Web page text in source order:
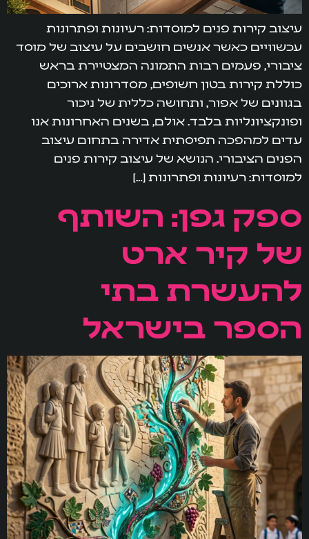
עיצוב קירות פנים למוסדות: רעיונות ופתרונות
עכשוויים כאשר אנשים חושבים על עיצוב של מוסד
ציבורי, פעמים רבות התמונה המצטיירת בראש
כוללת קירות בטון חשופים, מסדרונות ארוכים
בגוונים של אפור, ותחושה כללית של ניכור
ופונקציונליות בלבד. אולם, בשנים האחרונות אנו
עדים למהפכה תפיסתית אדירה בתחום עיצוב
הפנים הציבורי. הנושא של עיצוב קירות פנים
למוסדות: רעיונות ופתרונות […]
ספק גפן: השותף
של קיר ארט
להעשרת בתי
הספר בישראל